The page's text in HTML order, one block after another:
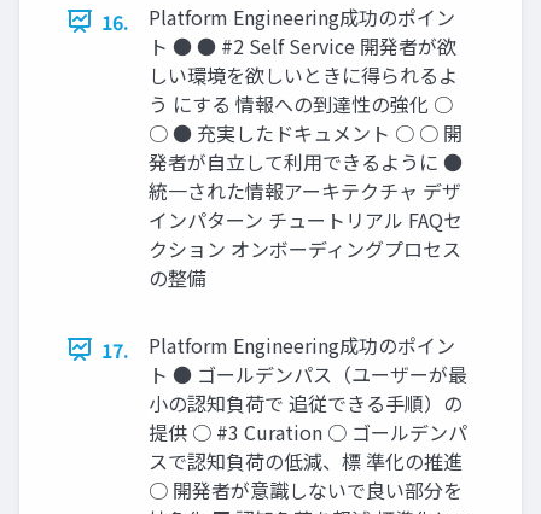
16.
Platform Engineering成功のポイン
ト ● ● #2 Self Service 開発者が欲
しい環境を欲しいときに得られるよ
う にする 情報への到達性の強化 ○
○ ● 充実したドキュメント ○ ○ 開
発者が自立して利用できるように ●
統一された情報アーキテクチャ デザ
インパターン チュートリアル FAQセ
クション オンボーディングプロセス
の整備
17.
Platform Engineering成功のポイン
ト ● ゴールデンパス（ユーザーが最
小の認知負荷で 追従できる手順）の
提供 ○ #3 Curation ○ ゴールデンパ
スで認知負荷の低減、標 準化の推進
○ 開発者が意識しないで良い部分を